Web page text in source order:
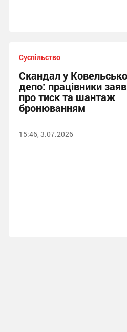
Суспільство
Скандал у
депо: працівники
про тиск та шантаж
бронюванням
15:46, 3.07.2026